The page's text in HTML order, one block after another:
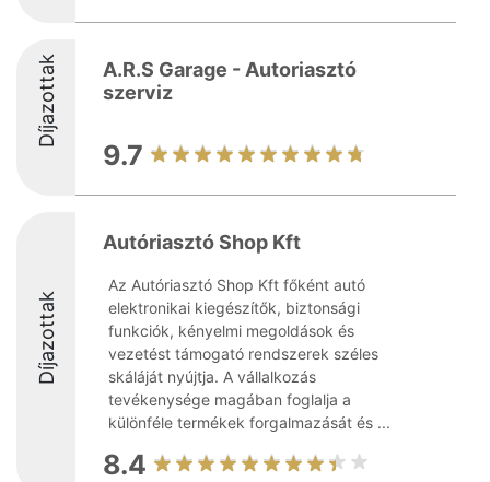
Díjazottak
A.R.S Garage - Autoriasztó
szerviz
9.7
Díjazottak
Autóriasztó Shop Kft
Az Autóriasztó Shop Kft főként autó
elektronikai kiegészítők, biztonsági
funkciók, kényelmi megoldások és
vezetést támogató rendszerek széles
skáláját nyújtja. A vállalkozás
tevékenysége magában foglalja a
különféle termékek forgalmazását és ...
8.4